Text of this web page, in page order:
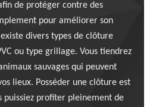
de protéger contre des
pour améliorer son
divers types de clôture
ou type grillage. Vous tiendrez
sauvages qui peuvent
lieux. Posséder une clôture est
puissiez profiter pleinement de